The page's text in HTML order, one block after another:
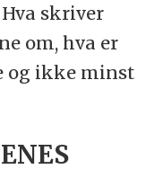
skriver
om, hva er
og ikke minst